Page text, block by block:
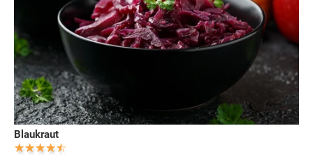
Blaukraut